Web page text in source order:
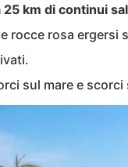
25 km di continui
rocce rosa ergersi
sul mare e